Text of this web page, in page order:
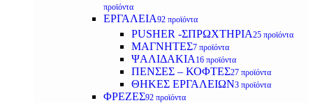
προϊόντα
ΕΡΓΑΛΕΙΑ92 προϊόντα
PUSHER -ΣΠΡΩΧΤΗΡΙΑ25 προϊόντα
ΜΑΓΝΗΤΕΣ7 προϊόντα
ΨΑΛΙΔΑΚΙΑ 16 προϊόντα
ΠΕΝΣΕΣ – ΚΟΦΤΕΣ27 προϊόντα
ΘΗΚΕΣ ΕΡΓΑΛΕΙΩΝ3 προϊόντα
ΦΡΕΖΕΣ92 προϊόντα